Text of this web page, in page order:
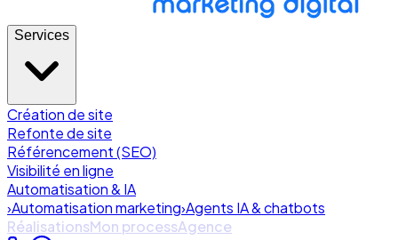
Services
Création de site
Refonte de site
Référencement (SEO)
Visibilité en ligne
Automatisation & IA
›Automatisation marketing›Agents IA & chatbots
RéalisationsMon processAgence